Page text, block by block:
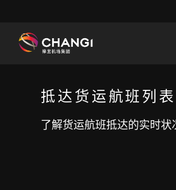
抵达货运航班列表
了解货运航班抵达的实时状